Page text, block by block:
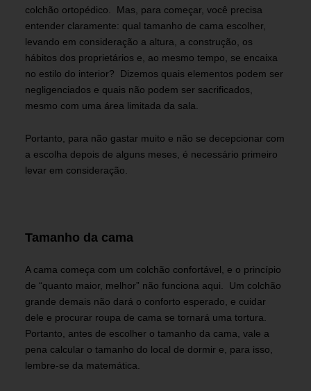
colchão ortopédico. Mas, para começar, você precisa
entender claramente: qual tamanho de cama escolher,
levando em consideração a altura, a construção, os
hábitos dos proprietários e, ao mesmo tempo, se encaixa
no estilo do interior? Dizemos quais elementos podem ser
negligenciados e quais não podem ser sacrificados,
mesmo com uma área limitada da sala.
Portanto, para não gastar muito e não se decepcionar com
a escolha depois de alguns meses, é necessário primeiro
levar em consideração.
Tamanho da cama
A cama começa com um colchão confortável, e o princípio
de “quanto maior, melhor” não funciona aqui. Um colchão
grande demais não dará o conforto esperado, e cuidar
dele e procurar roupa de cama se tornará uma tortura.
Portanto, antes de escolher o tamanho da cama, vale a
pena calcular o tamanho do local de dormir e, para isso,
lembre-se da matemática.